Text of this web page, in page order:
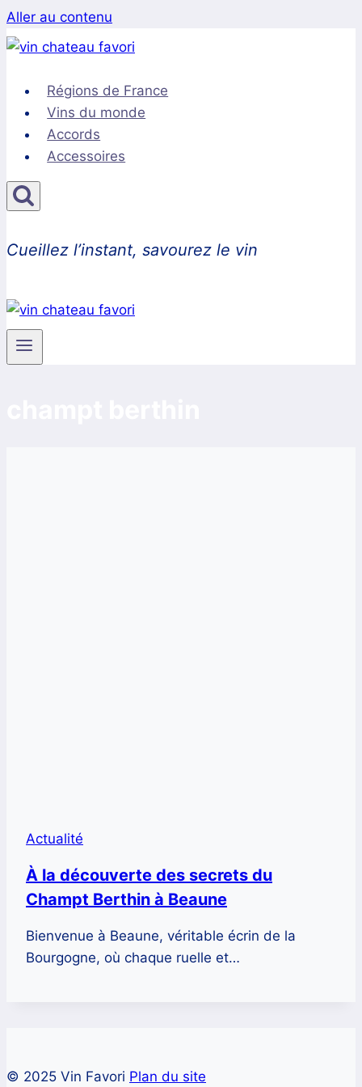
Aller au contenu
Régions de France
Vins du monde
Accords
Accessoires
Cueillez l’instant, savourez le vin
Actualité
À la découverte des secrets du
Champt Berthin à Beaune
Bienvenue à Beaune, véritable écrin de la
Bourgogne, où chaque ruelle et…
© 2025 Vin Favori Plan du site